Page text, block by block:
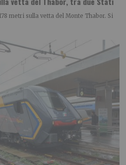
metri sulla vetta del Monte Thabor. Si